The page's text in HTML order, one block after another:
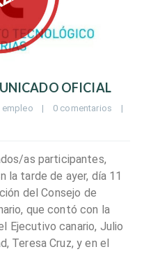
OFICIAL
empleo | 0 comentarios
|
as participantes,
la tarde de ayer, día 11
del Consejo de
que contó con la
Ejecutivo canario, Julio
Teresa Cruz, y en el